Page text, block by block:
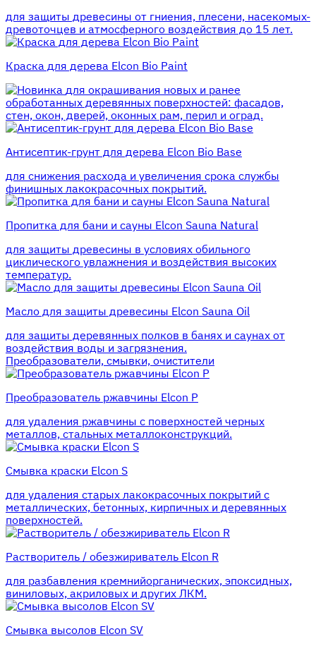
для защиты древесины от гниения, плесени, насекомых-
древоточцев и атмосферного воздействия до 15 лет.
Краска для дерева Elcon Bio Paint
для окрашивания новых и ранее
обработанных деревянных поверхностей: фасадов,
стен, окон, дверей, оконных рам, перил и оград.
Антисептик-грунт для дерева Elcon Bio Base
для снижения расхода и увеличения срока службы
финишных лакокрасочных покрытий.
Пропитка для бани и сауны Elcon Sauna Natural
для защиты древесины в условиях обильного
циклического увлажнения и воздействия высоких
температур.
Масло для защиты древесины Elcon Sauna Oil
для защиты деревянных полков в банях и саунах от
воздействия воды и загрязнения.
Преобразователи, смывки, очистители
Преобразователь ржавчины Elcon P
для удаления ржавчины с поверхностей черных
металлов, стальных металлоконструкций.
Смывка краски Elcon S
для удаления старых лакокрасочных покрытий с
металлических, бетонных, кирпичных и деревянных
поверхностей.
Растворитель / обезжириватель Elcon R
для разбавления кремнийорганических, эпоксидных,
виниловых, акриловых и других ЛКМ.
Смывка высолов Elcon SV